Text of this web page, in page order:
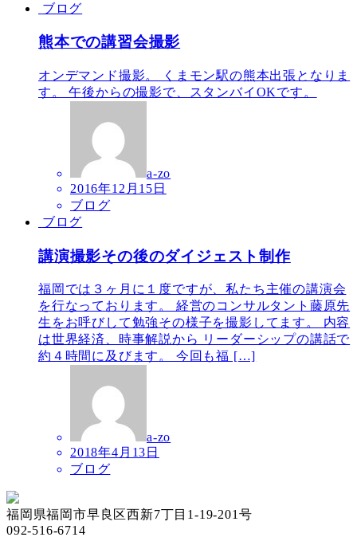
ブログ
熊本での講習会撮影
オンデマンド撮影。 くまモン駅の熊本出張となりま
す。 午後からの撮影で、スタンバイOKです。
a-zo
2016年12月15日
ブログ
ブログ
講演撮影その後のダイジェスト制作
福岡では３ヶ月に１度ですが、私たち主催の講演会
を行なっております。 経営のコンサルタント藤原先
生をお呼びして勉強その様子を撮影してます。 内容
は世界経済、時事解説から リーダーシップの講話で
約４時間に及びます。 今回も福 […]
a-zo
2018年4月13日
ブログ
福岡県福岡市早良区西新7丁目1-19-201号
092-516-6714